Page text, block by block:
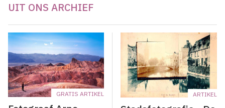
UIT ONS ARCHIEF
GRATIS ARTIKEL ARTIKEL